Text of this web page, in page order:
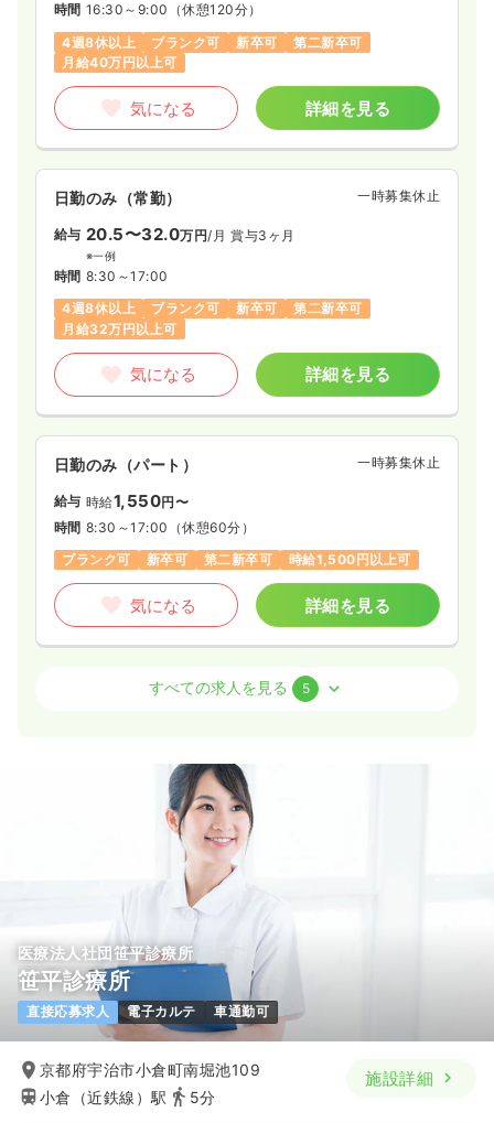
気になる 詳細を見る
訪問看護 正看護師 訪問看護
給与 27.9 万円〜/月
時間 8:30～17:00（休憩60分）
4週8休以上
オンコールあり
気になる
オペ室(手術室)正看護師 一般＋療養
日勤のみ（常勤） 一時募集休止
給与 23.0〜27.8万円
※一例
月給27万円以上可
気になる 詳細を見る
時間 16:30～9:00 （休憩120分）
4週8休以上
ブランク可 新卒可
第二新卒可
月給40万円以上可
気になる 詳細を見る
日勤のみ（常勤） 一時募集休止
給与 20.5〜32.0万円/月 賞与3ヶ月
※一例
時間 8:30～17:00
4週8休以上
ブランク可 新卒可
第二新卒可
月給32万円以上可
気になる 詳細を見る
日勤のみ（パート） 一時募集休止
給与 時給1,550円〜
時間 8:30～17:00 （休憩60分）
ブランク可
新卒可 第二新卒可 時給1,500円以上可
気になる 詳細を見る
正看護師
25.0〜32.0万円/月 賞与3ヶ月
8:30～17:00
オンコールあり 月給32万円以上可
気になる
介護・福祉系正看護師
2交代（常勤）
給与 26.1〜33.2万円/月 賞与3ヶ月
※経験5年の例
時間 9:00～17:30 （休憩60分）
すべての求人を見る 5
医療法人社団笹平診療所
笹平診療所
直接応募求人 電子カルテ 車通勤可
京都府宇治市小倉町南堀池109
小倉（近鉄線）駅
5分
施設詳細